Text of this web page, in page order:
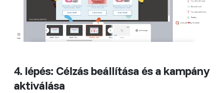
4. lépés: Célzás beállítása és a kampány
aktiválása